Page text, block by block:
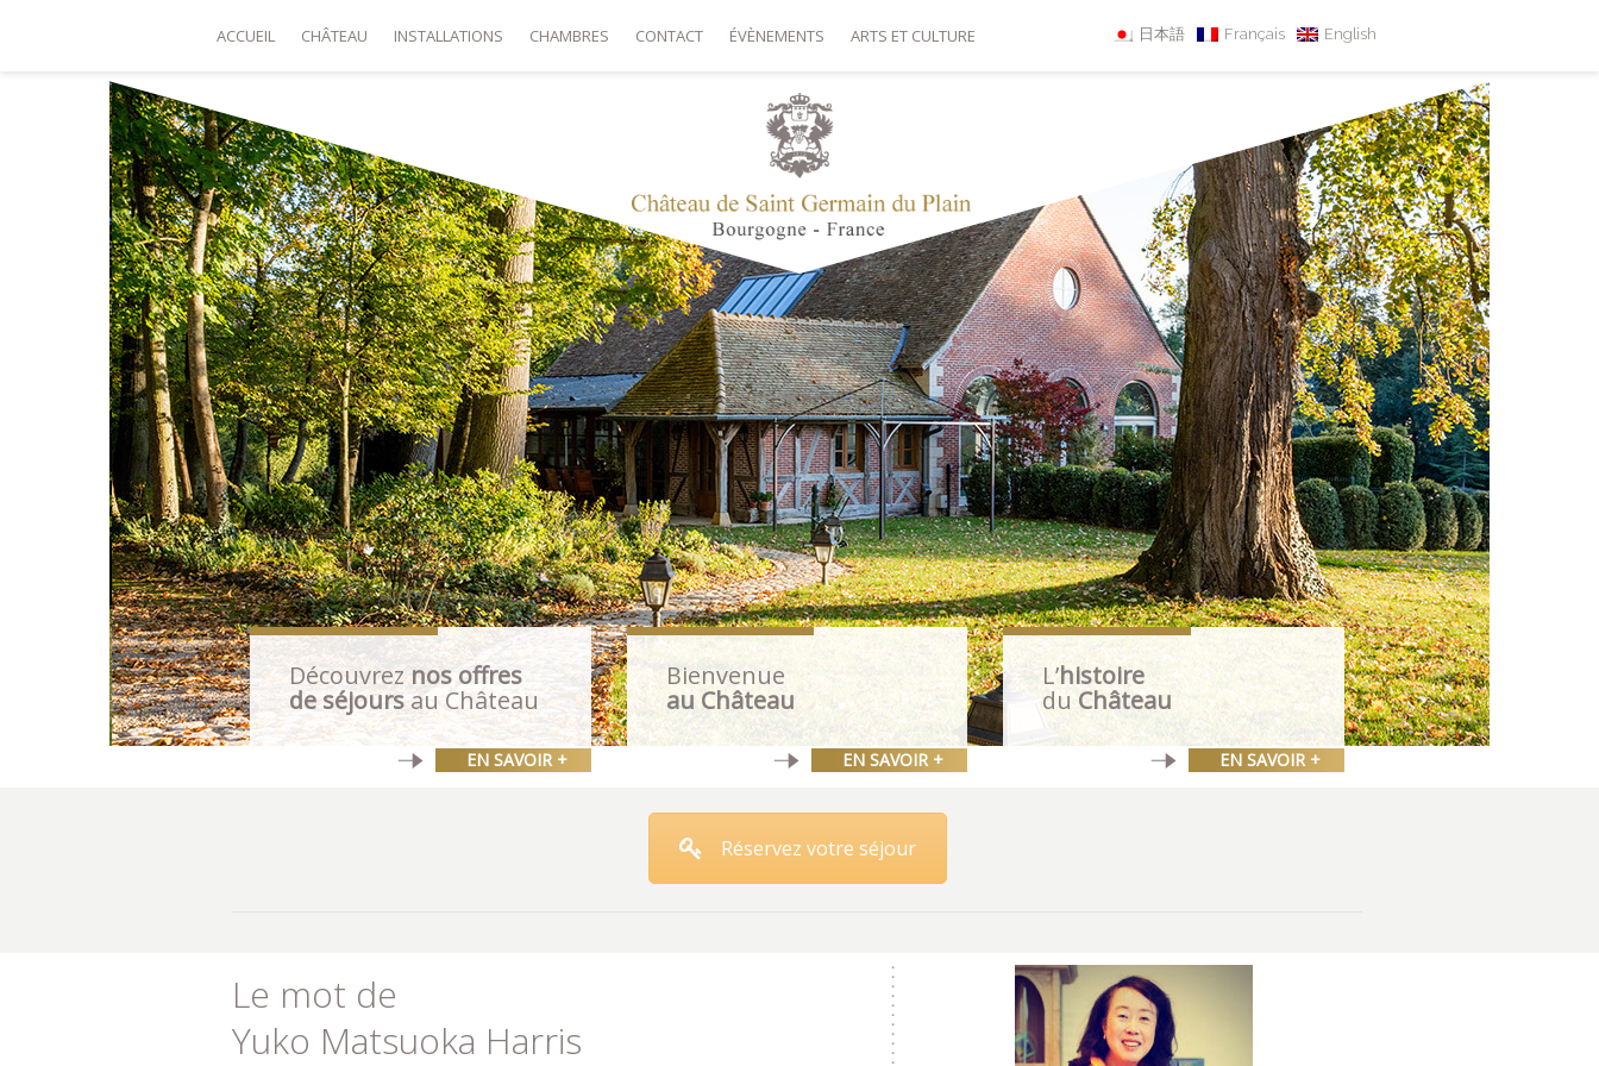
ACCUEIL CHÂTEAU INSTALLATIONS CHAMBRES CONTACT ÉVÈNEMENTS ARTS ET CULTURE 日本語 Français English
Découvreznos offres
de séjoursau Château
EN SAVOIR +
Bienvenue
au Château
EN SAVOIR +
L’histoire
du Château
EN SAVOIR +
Réservez votre séjour
Le mot de
Yuko Matsuoka Harris